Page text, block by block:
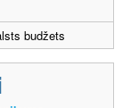
budžets